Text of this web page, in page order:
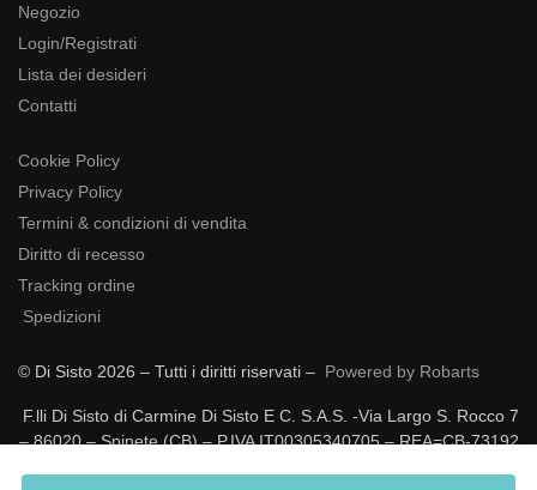
Negozio
Login/Registrati
Lista dei desideri
Contatti
Cookie Policy
Privacy Policy
Termini & condizioni di vendita
Diritto di recesso
Tracking ordine
Spedizioni
© Di Sisto 2026 – Tutti i diritti riservati – Powered by Robarts
F.lli Di Sisto di Carmine Di Sisto E C. S.A.S. -Via Largo S. Rocco 7
– 86020 – Spinete (CB) – P.IVA IT00305340705 – REA=CB-73192